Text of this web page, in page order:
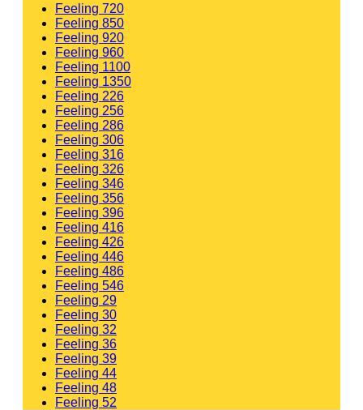
Feeling 720
Feeling 850
Feeling 920
Feeling 960
Feeling 1100
Feeling 1350
Feeling 226
Feeling 256
Feeling 286
Feeling 306
Feeling 316
Feeling 326
Feeling 346
Feeling 356
Feeling 396
Feeling 416
Feeling 426
Feeling 446
Feeling 486
Feeling 546
Feeling 29
Feeling 30
Feeling 32
Feeling 36
Feeling 39
Feeling 44
Feeling 48
Feeling 52